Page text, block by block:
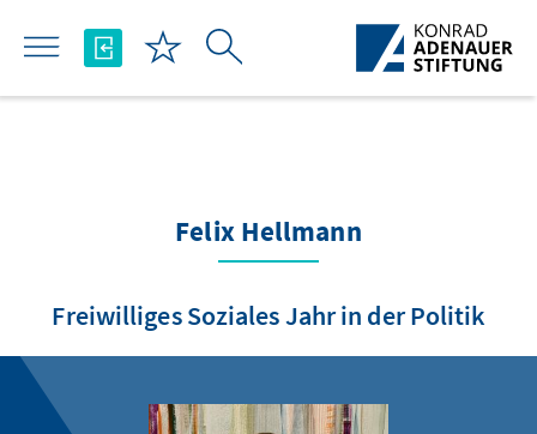
Skip to Main Content
Felix Hellmann
Freiwilliges Soziales Jahr in der Politik